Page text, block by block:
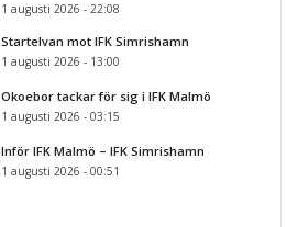
1 augusti 2026 - 22:08
Startelvan mot IFK Simrishamn
1 augusti 2026 - 13:00
Okoebor tackar för sig i IFK Malmö
1 augusti 2026 - 03:15
Inför IFK Malmö – IFK Simrishamn
1 augusti 2026 - 00:51